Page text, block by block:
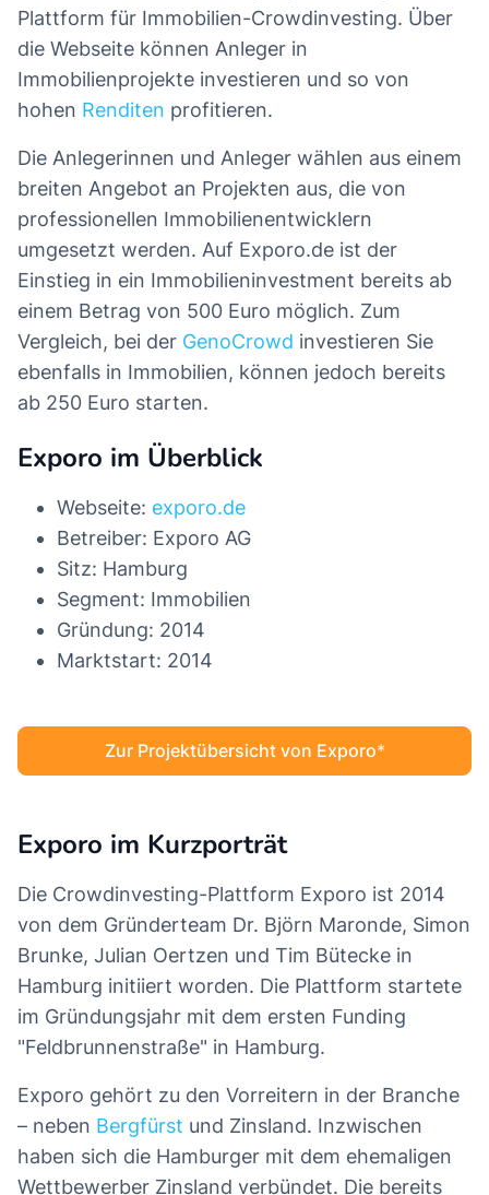
Plattform für Immobilien-Crowdinvesting. Über
die Webseite können Anleger in
Immobilienprojekte investieren und so von
hohen Renditen profitieren.
Die Anlegerinnen und Anleger wählen aus einem
breiten Angebot an Projekten aus, die von
professionellen Immobilienentwicklern
umgesetzt werden. Auf Exporo.de ist der
Einstieg in ein Immobilieninvestment bereits ab
einem Betrag von 500 Euro möglich. Zum
Vergleich, bei der GenoCrowd investieren Sie
ebenfalls in Immobilien, können jedoch bereits
ab 250 Euro starten.
Exporo im Überblick
Webseite: exporo.de
Betreiber: Exporo AG
Sitz: Hamburg
Segment: Immobilien
Gründung: 2014
Marktstart: 2014
Zur Projektübersicht von Exporo
Exporo im Kurzporträt
Die Crowdinvesting-Plattform Exporo ist 2014
von dem Gründerteam Dr. Björn Maronde, Simon
Brunke, Julian Oertzen und Tim Bütecke in
Hamburg initiiert worden. Die Plattform startete
im Gründungsjahr mit dem ersten Funding
"Feldbrunnenstraße" in Hamburg.
Exporo gehört zu den Vorreitern in der Branche
– neben Bergfürst und Zinsland. Inzwischen
haben sich die Hamburger mit dem ehemaligen
Wettbewerber Zinsland verbündet. Die bereits